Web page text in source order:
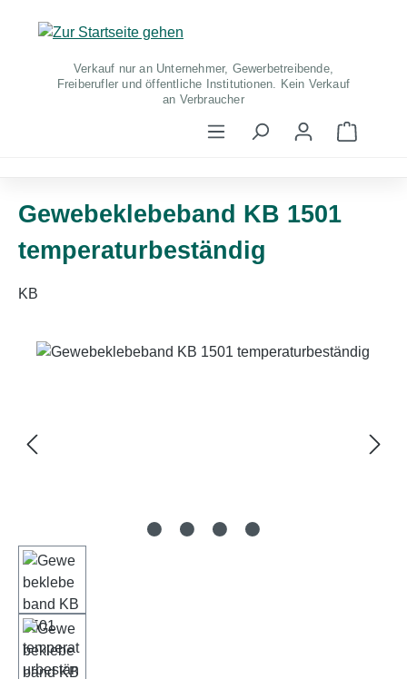
Zum Hauptinhalt springen
Verkauf nur an Unternehmer, Gewerbetreibende,
Freiberufler und öffentliche Institutionen. Kein Verkauf
an Verbraucher
Gewebeklebeband KB 1501
temperaturbeständig
KB
Bildergalerie überspringen